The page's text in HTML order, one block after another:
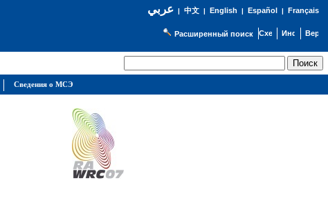
عربي| 中文| English | Español | Français
Расширенный поиск
Сведения о МСЭ